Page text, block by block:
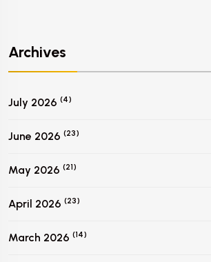
Archives
July 2026 (4)
June 2026 (23)
May 2026 (21)
April 2026 (23)
March 2026 (14)